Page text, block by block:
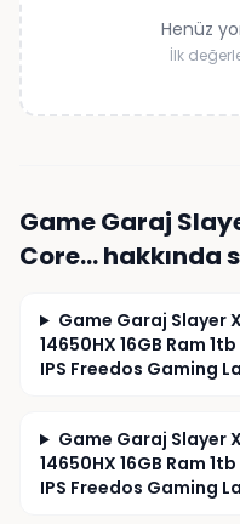
Henüz
İlk
Game Garaj
Core…hakkında
Game Garaj Slayer
14650HX 16GB Ram
IPS Freedos Gaming
Game Garaj Slayer
14650HX 16GB Ram
IPS Freedos Gaming